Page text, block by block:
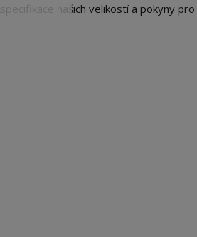
našich velikostí a pokyny